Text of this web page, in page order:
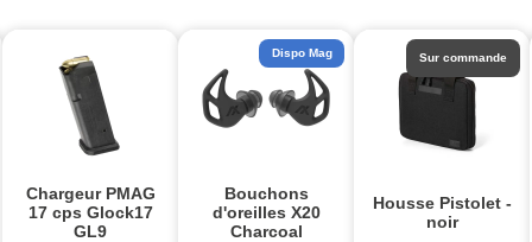
Chargeur PMAG
17 cps Glock17
GL9
Bouchons
d'oreilles X20
Charcoal
Dispo Mag
Housse Pistolet -
noir
Sur commande